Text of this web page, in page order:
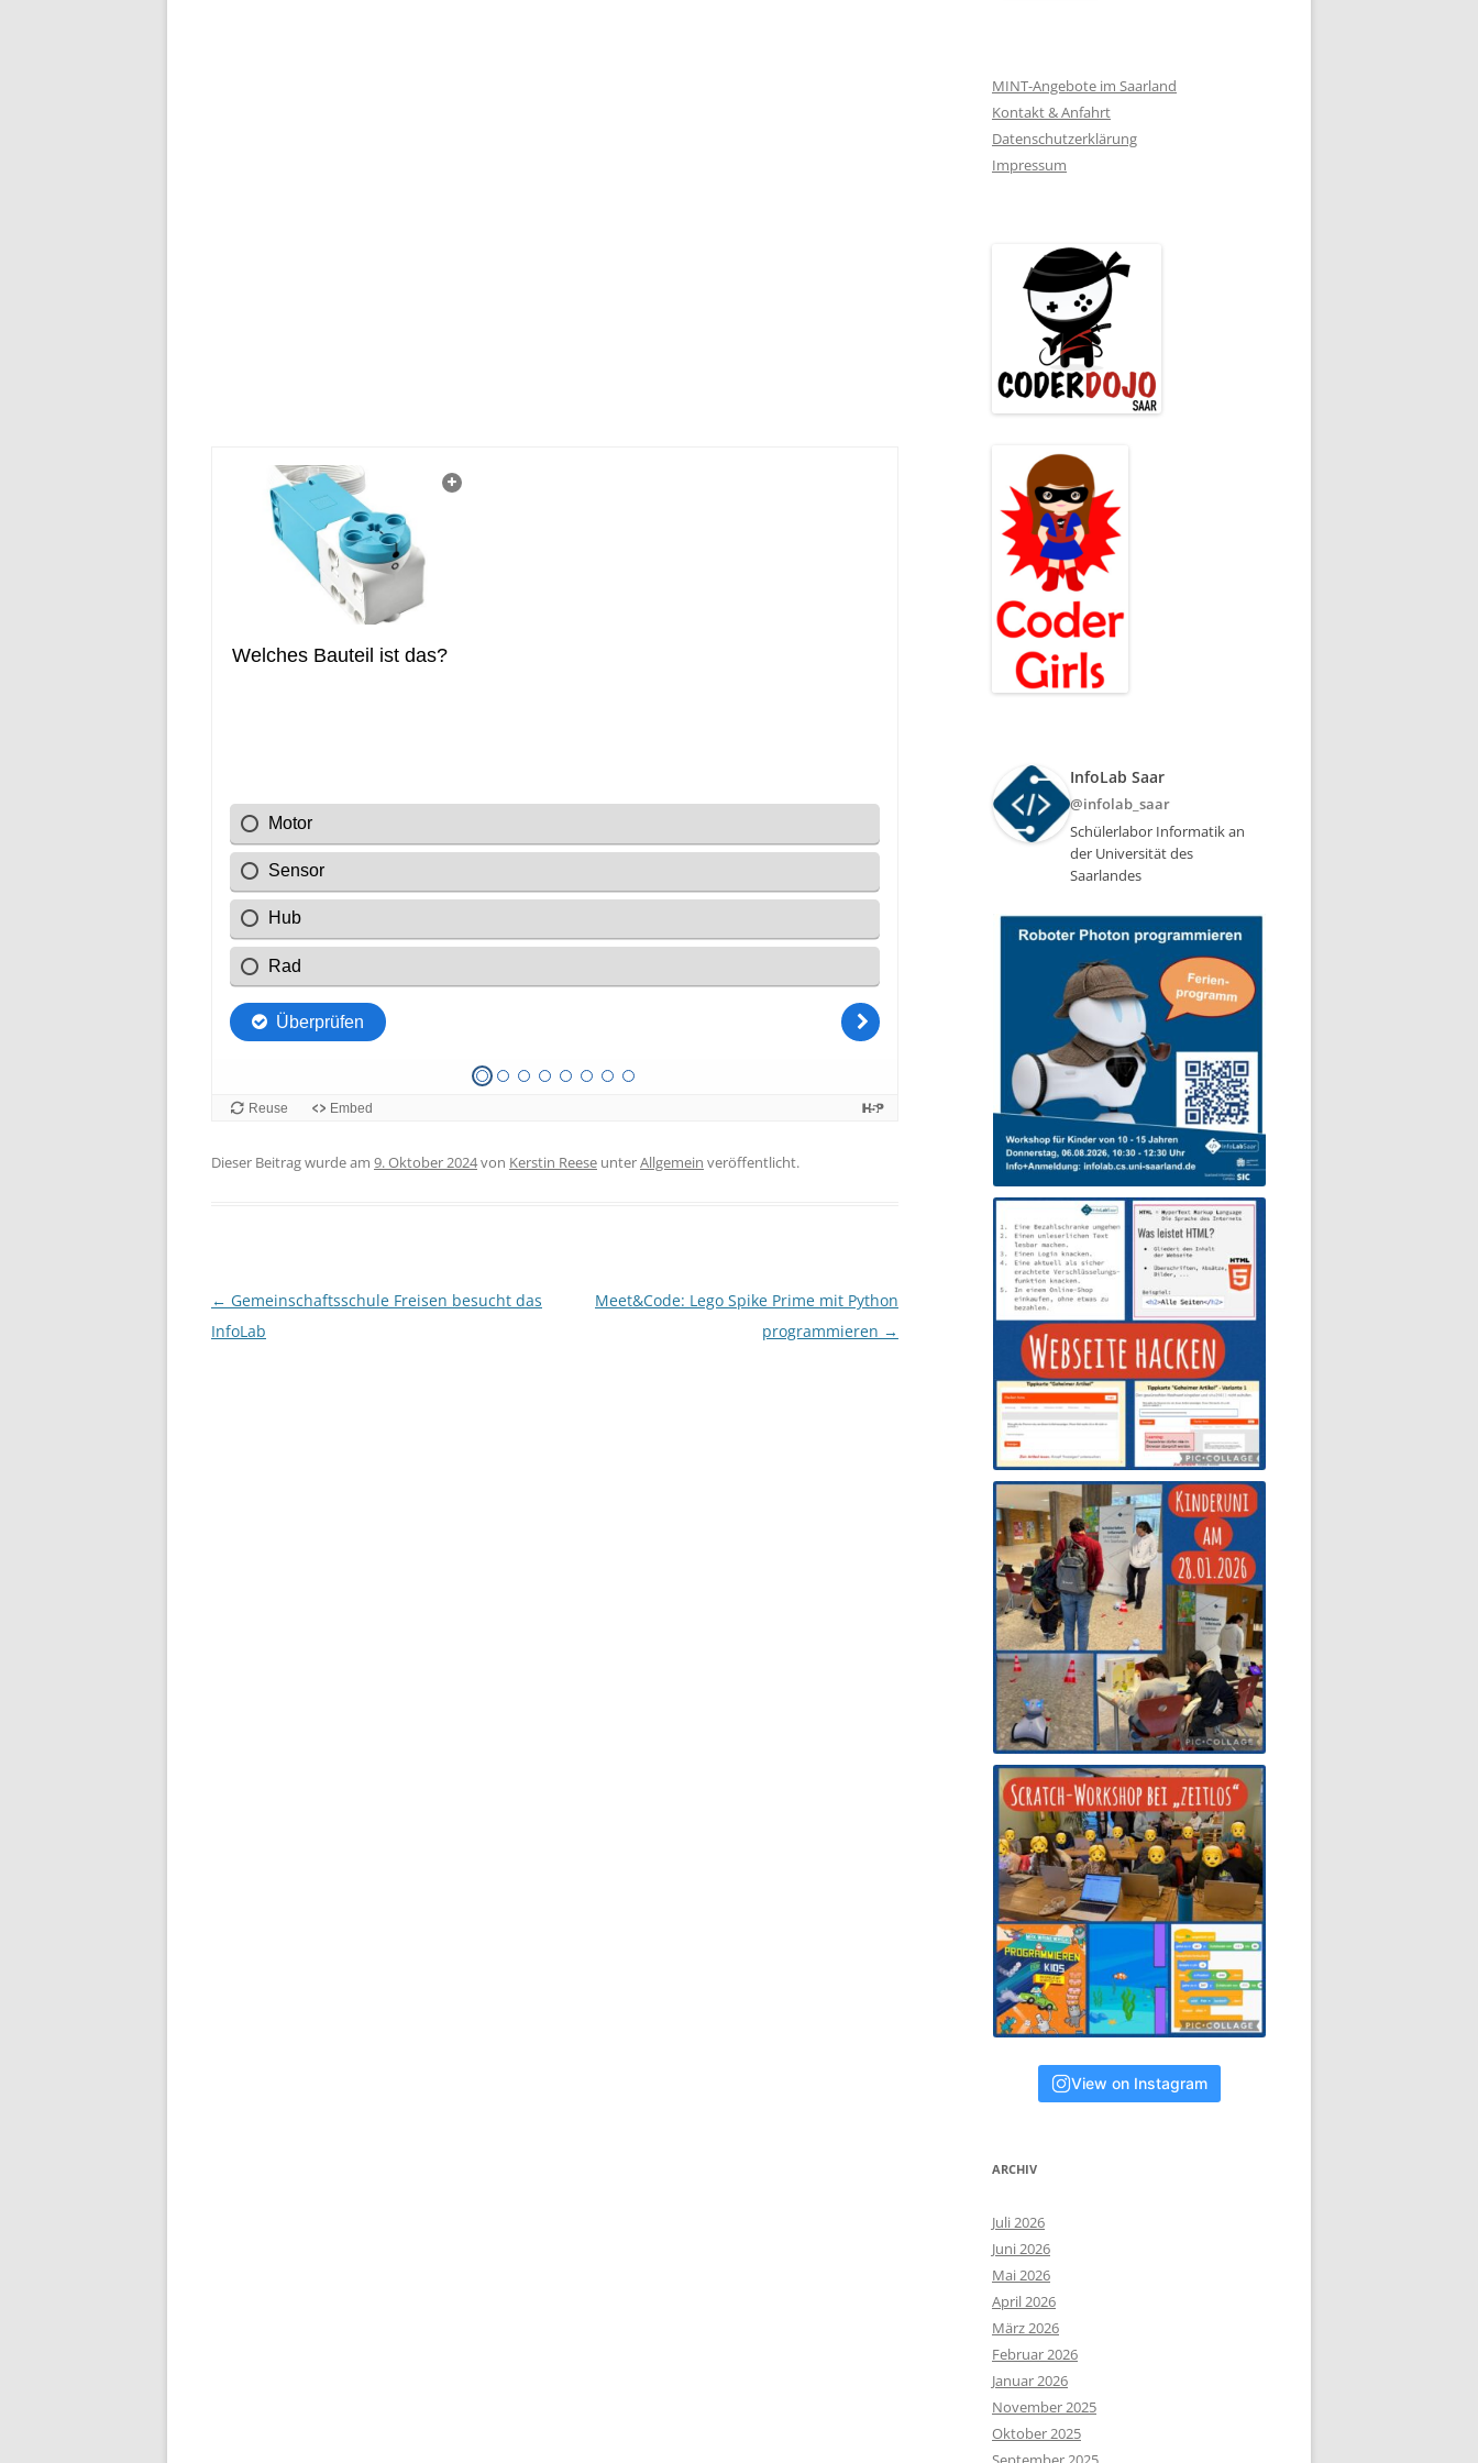
Dieser Beitrag wurde am 9. Oktober 2024von Kerstin Reese unterAllgemein veröffentlicht.
Beitragsnavigation
← Gemeinschaftsschule Freisen besucht das
InfoLab
Meet&Code: Lego Spike Prime mit Python
programmieren →
MINT-Angebote im Saarland
Kontakt & Anfahrt
Datenschutzerklärung
Impressum
InfoLab Saar
@infolab_saar
Schülerlabor Informatik an
der Universität des
Saarlandes
View on Instagram
ARCHIV
Juli 2026
Juni 2026
Mai 2026
April 2026
März 2026
Februar 2026
Januar 2026
November 2025
Oktober 2025